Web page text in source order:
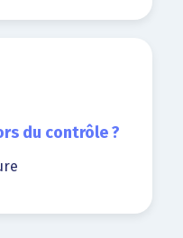
du contrôle ?